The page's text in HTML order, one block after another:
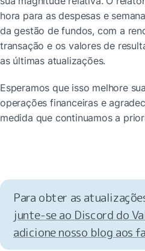
hora para as despesas e
da gestão de fundos, com a
transação e os valores de
as últimas atualizações.
Esperamos que isso melhore
operações financeiras e
medida que continuamos a
junte-se ao Discord do
adicione nosso blog aos